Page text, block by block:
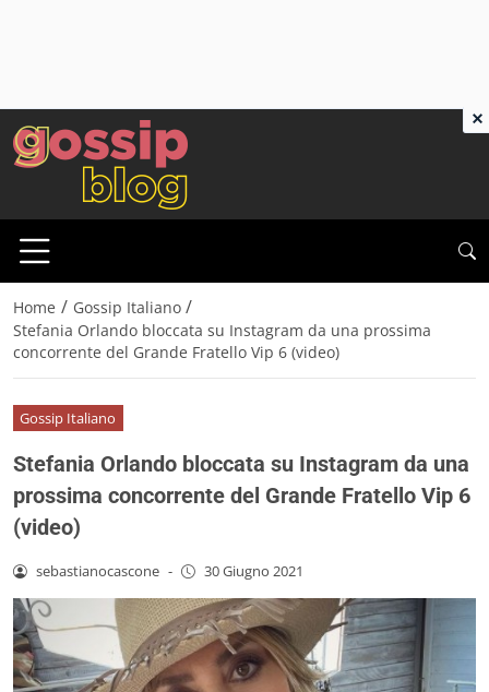
Home / Gossip Italiano /
Stefania Orlando bloccata su Instagram da una prossima
concorrente del Grande Fratello Vip 6 (video)
Gossip Italiano
Stefania Orlando bloccata su Instagram da una
prossima concorrente del Grande Fratello Vip 6
(video)
sebastianocascone - 30 Giugno 2021
×